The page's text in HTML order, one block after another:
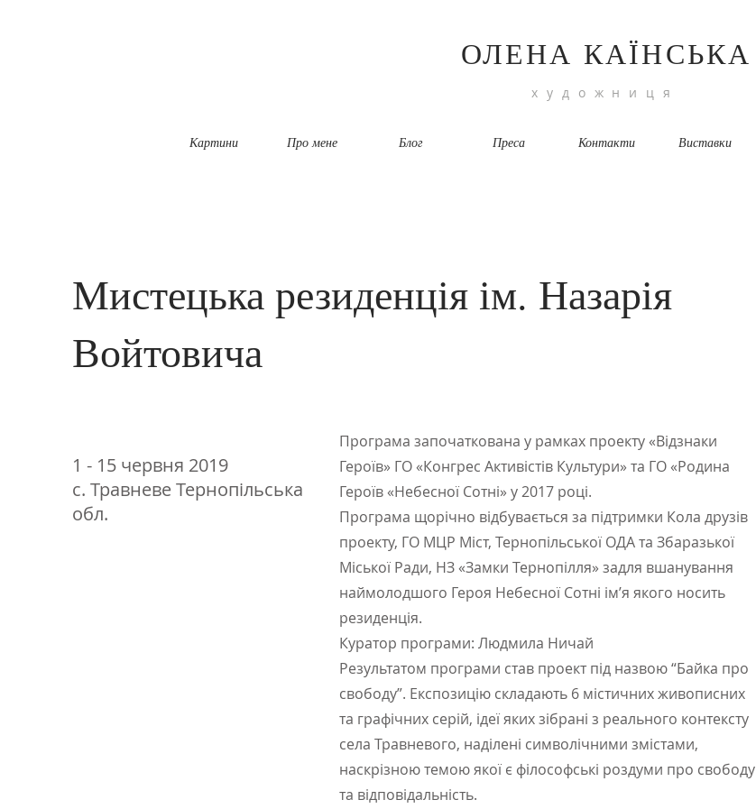
ОЛЕНА КАЇНСЬКА
художниця
Картини Про мене Блог Преса Контакти Виставки
Мистецька резиденція ім. Назарія
Войтовича
1 - 15 червня 2019
с. Травневе Тернопільська
обл.
Програма започаткована у рамках проекту «Відзнаки
Героїв» ГО «Конгрес Активістів Культури» та ГО «Родина
Героїв «Небесної Сотні» у 2017 році.
Програма щорічно відбувається за підтримки Кола друзів
проекту, ГО МЦР Міст, Тернопільської ОДА та Збаразької
Міської Ради, НЗ «Замки Тернопілля» задля вшанування
наймолодшого Героя Небесної Сотні ім’я якого носить
резиденція.
Куратор програми: Людмила Ничай
Результатом програми став проект під назвою “Байка про
свободу”. Експозицію складають 6 містичних живописних
та графічних серій, ідеї яких зібрані з реального контексту
села Травневого, наділені символічними змістами,
наскрізною темою якої є філософські роздуми про свободу
та відповідальність.